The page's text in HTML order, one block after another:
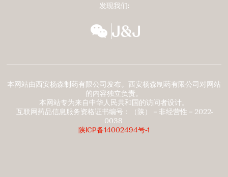
发现我们:
wechat
本网站由西安杨森制药有限公司发布。西安杨森制药有限公司对网站
的内容独立负责。
本网站专为来自中华人民共和国的访问者设计。
互联网药品信息服务资格证书编号：（陕）－非经营性－2022-
0038
陕ICP备14002494号-1